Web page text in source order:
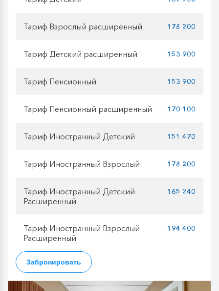
Тариф Взрослый расширенный 178 200
Тариф Детский расширенный 153 900
Тариф Пенсионный 153 900
Тариф Пенсионный расширенный 170 100
Тариф Иностранный Детский 151 470
Тариф Иностранный Взрослый 178 200
Тариф Иностранный Детский
Расширенный
165 240
Тариф Иностранный Взрослый
Расширенный
194 400
Забронировать